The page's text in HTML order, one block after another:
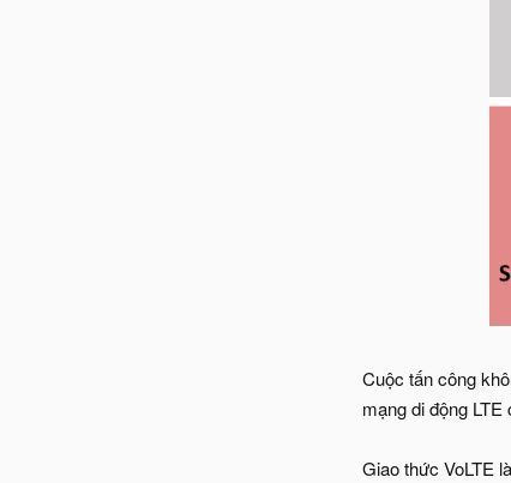
Cuộc tấn công
mạng di động
Giao thức VoLTE